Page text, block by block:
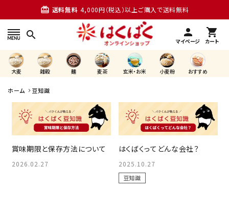
card_giftcard 送料無料 4,000円（税込）以上ご購入で送料無料
search person
マイページ
shopping_cart
カート
大麦 雑穀 麺 麦茶 玄米・お米 小麦粉 おすすめ
おこめプラス 水出し麦茶 雑穀
南アルプスのそうめん
ホーム 豆知識
賞味期限と保存方法について
2026.02.27
はくばくってどんな会社？
2025.10.27
豆知識